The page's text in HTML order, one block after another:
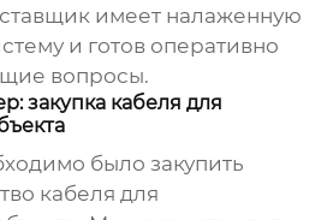
имеет налаженную
и готов оперативно
вопросы.
закупка кабеля для
было закупить
кабеля для